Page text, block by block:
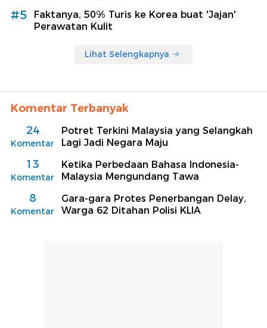
#5
Faktanya, 50% Turis ke Korea buat 'Jajan'
Perawatan Kulit
Lihat Selengkapnya
Komentar Terbanyak
24
Komentar
Potret Terkini Malaysia yang Selangkah
Lagi Jadi Negara Maju
13
Komentar
Ketika Perbedaan Bahasa Indonesia-
Malaysia Mengundang Tawa
8
Komentar
Gara-gara Protes Penerbangan Delay,
Warga 62 Ditahan Polisi KLIA